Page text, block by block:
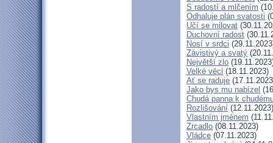
S radostí a mlčením
Odhaluje plán svatosti
Učí se milovat
Duchovní radost
Nosí v srdci
Závistivý a svatý
Největší zlo
Velké věci (18.11.2023)
Ať se raduje
Jako bys mu nabízel
Chudá panna k
Rozlišování (12.11.2023)
Vlastním jménem
Zrcadlo (08.11.2023)
Vládce (07.11.2023)